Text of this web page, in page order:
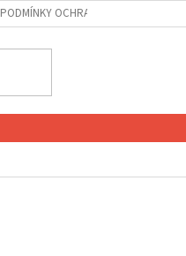
PODMÍNKY OCHRANY OSOBNÍCH ÚDAJŮ